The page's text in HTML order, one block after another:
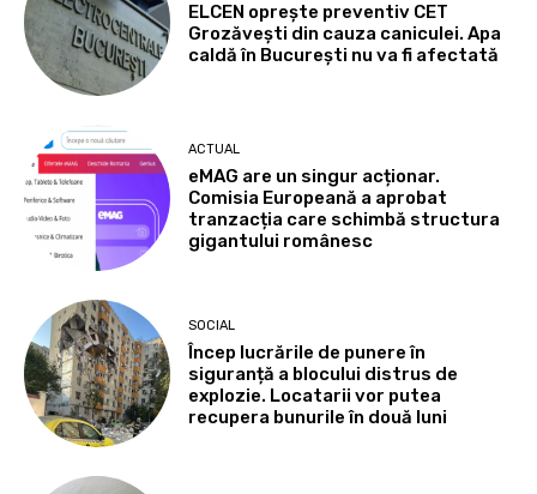
ELCEN oprește preventiv CET
Grozăvești din cauza caniculei. Apa
caldă în București nu va fi afectată
ACTUAL
eMAG are un singur acționar.
Comisia Europeană a aprobat
tranzacția care schimbă structura
gigantului românesc
SOCIAL
Încep lucrările de punere în
siguranță a blocului distrus de
explozie. Locatarii vor putea
recupera bunurile în două luni